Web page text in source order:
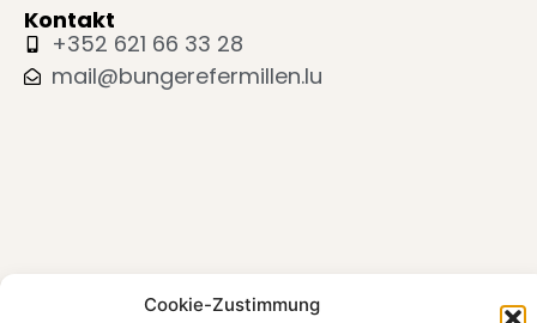
Cookie-Zustimmung
Kontakt
+352 621 66 33 28
mail@bungerefermillen.lu